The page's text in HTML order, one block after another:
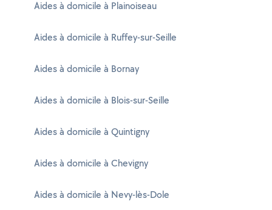
Aides à domicile à Plainoiseau
Aides à domicile à Ruffey-sur-Seille
Aides à domicile à Bornay
Aides à domicile à Blois-sur-Seille
Aides à domicile à Quintigny
Aides à domicile à Chevigny
Aides à domicile à Nevy-lès-Dole